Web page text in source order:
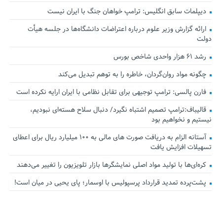
دیپلمات سابق انگلیس:‌ ترامپ خواهان جنگ با ایران نیست
ارائه گزارش وزیر علوم درباره اعتراضات دانشگاه‌ها در جلسه هیأت
دولت
رشد ۶۱ هزار واحدی شاخص بورس
چگونه مواد روان‌گردان، خاطره را به توهم تبدیل می‌کند
فارن پالسی: ترامپ توجیهی برای تقابل نظامی با ایران ارایه نکرده است
قالیباف:ترامپ تصمیم اشتباه نگیرد/ دنبال سلاح هسته‌ای نبودیم،
نیستیم و نخواهیم بود
آستانه الزام به دریافت صورت های مالی به ۱۰۰ میلیارد ریال برای اعطای
تسهیلات افزایش یافت
کره‌ای‌ها با تولید مواد اصلی نمایشگرها بازار تلویزیون را تغییر می‌دهند
پشت‌پرده تمدید قرارداد پرسپولیس با اوسمار؛ پای یحیی در میان است!